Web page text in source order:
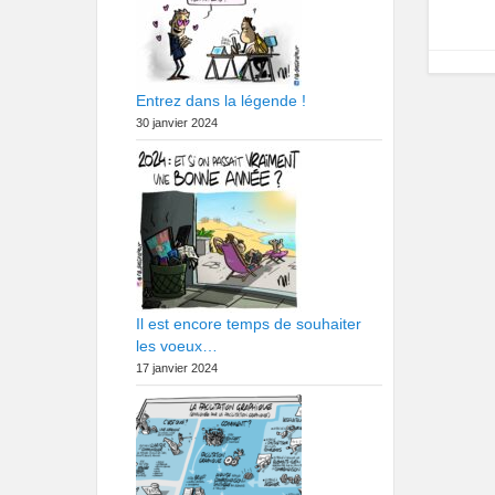
Entrez dans la légende !
30 janvier 2024
Il est encore temps de souhaiter
les voeux…
17 janvier 2024